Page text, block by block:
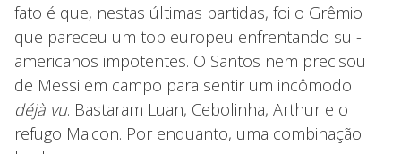
fato é que, nestas últimas partidas, foi o Grêmio
que pareceu um top europeu enfrentando sul-
americanos impotentes. O Santos nem precisou
de Messi em campo para sentir um incômodo
déjà vu. Bastaram Luan, Cebolinha, Arthur e o
refugo Maicon. Por enquanto, uma combinação